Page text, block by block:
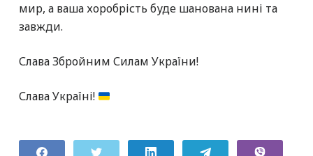
мир, а ваша хоробрість буде шанована нині та
завжди.
Слава Збройним Силам України!
Слава Україні!